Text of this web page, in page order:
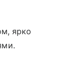
ярко